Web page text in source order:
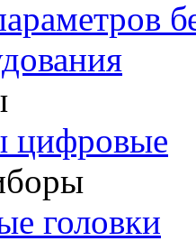
цифровые
головки